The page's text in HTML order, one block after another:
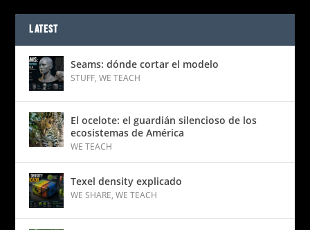
LATEST
Seams: dónde cortar el modelo
STUFF,WE TEACH
El ocelote: el guardián silencioso de los
ecosistemas de América
WE TEACH
Texel density explicado
WE SHARE,WE TEACH